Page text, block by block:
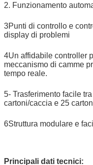
2. Funzionamento
3Punti di controllo e
display di problemi
4Un affidabile controller
meccanismo di camme
tempo reale.
5- Trasferimento facile
cartoni/caccia e 25
6Struttura modulare e
Principali dati tecnici: